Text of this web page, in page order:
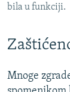
bila u funkciji.
Mnoge